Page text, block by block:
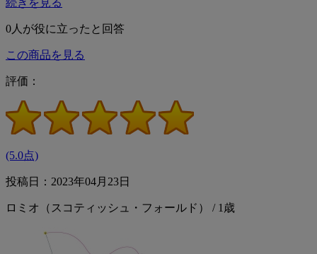
続きを見る
0人が役に立ったと回答
この商品を見る
評価：
(5.0点)
投稿日：2023年04月23日
ロミオ（スコティッシュ・フォールド） / 1歳